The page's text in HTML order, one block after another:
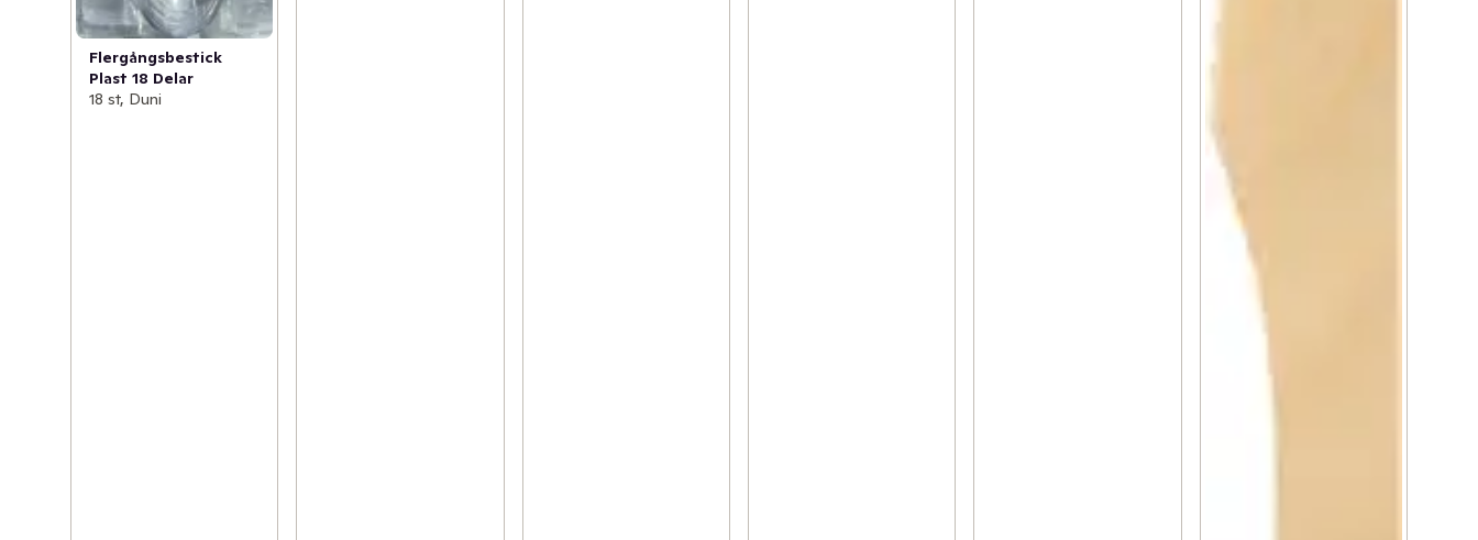
Flergångsbestick
Plast 18 Delar
18 st, Duni